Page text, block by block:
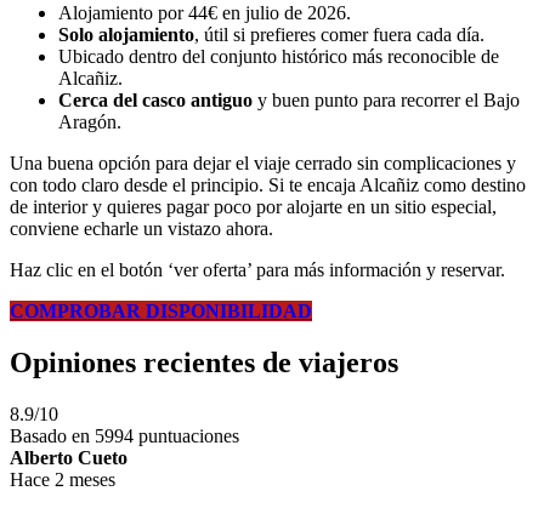
Alojamiento por 44€ en julio de 2026.
Solo alojamiento, útil si prefieres comer fuera cada día.
Ubicado dentro del conjunto histórico más reconocible de
Alcañiz.
Cerca del casco antiguo y buen punto para recorrer el Bajo
Aragón.
Una buena opción para dejar el viaje cerrado sin complicaciones y
con todo claro desde el principio. Si te encaja Alcañiz como destino
de interior y quieres pagar poco por alojarte en un sitio especial,
conviene echarle un vistazo ahora.
Haz clic en el botón ‘ver oferta’ para más información y reservar.
COMPROBAR DISPONIBILIDAD
Opiniones recientes de viajeros
8.9/10
Basado en 5994 puntuaciones
Alberto Cueto
Hace 2 meses